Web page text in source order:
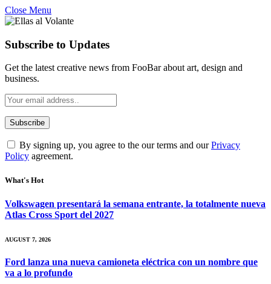
Close Menu
Subscribe to Updates
Get the latest creative news from FooBar about art, design and
business.
By signing up, you agree to the our terms and ourPrivacy
Policy agreement.
What's Hot
Volkswagen presentará la semana entrante, la totalmente nueva
Atlas Cross Sport del 2027
AUGUST 7, 2026
Ford lanza una nueva camioneta eléctrica con un nombre que
va a lo profundo